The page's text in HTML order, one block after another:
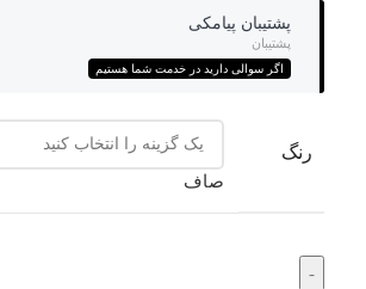
پشتیبان پیامکی
پشتیبان
اگر سوالی دارید در خدمت شما هستیم
رنگ
صاف